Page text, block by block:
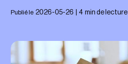
Publié le 2026-05-26 4 min de lecture